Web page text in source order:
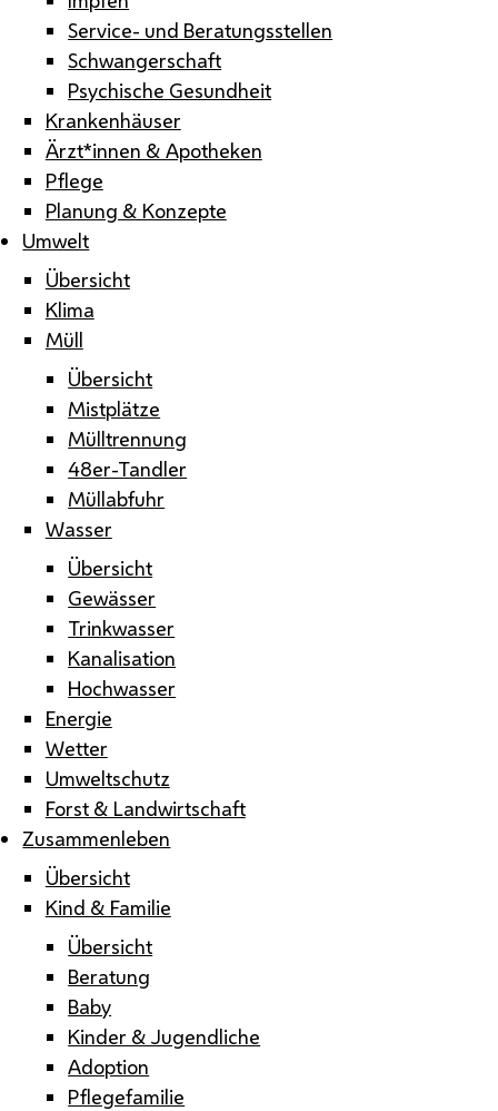
Service- und Beratungsstellen
Schwangerschaft
Psychische Gesundheit
Krankenhäuser
Ärzt*innen & Apotheken
Pflege
Planung & Konzepte
Umwelt
Übersicht
Klima
Müll
Übersicht
Mistplätze
Mülltrennung
48er-Tandler
Müllabfuhr
Wasser
Übersicht
Gewässer
Trinkwasser
Kanalisation
Hochwasser
Energie
Wetter
Umweltschutz
Forst & Landwirtschaft
Zusammenleben
Übersicht
Kind & Familie
Übersicht
Beratung
Baby
Kinder & Jugendliche
Adoption
Pflegefamilie